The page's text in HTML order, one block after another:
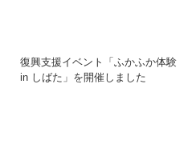
復興支援イベント「ふかふか体験
in しばた」を開催しました